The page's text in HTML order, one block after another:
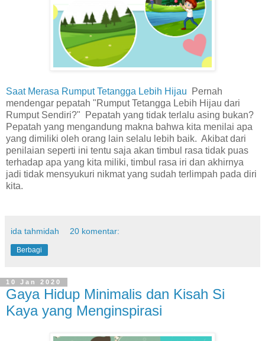
Saat Merasa Rumput Tetangga Lebih Hijau Pernah
mendengar pepatah "Rumput Tetangga Lebih Hijau dari
Rumput Sendiri?" Pepatah yang tidak terlalu asing bukan?
Pepatah yang mengandung makna bahwa kita menilai apa
yang dimiliki oleh orang lain selalu lebih baik. Akibat dari
penilaian seperti ini tentu saja akan timbul rasa tidak puas
terhadap apa yang kita miliki, timbul rasa iri dan akhirnya
jadi tidak mensyukuri nikmat yang sudah terlimpah pada diri
kita.
ida tahmidah 20 komentar:
Berbagi
10 Jan 2020
Gaya Hidup Minimalis dan Kisah Si
Kaya yang Menginspirasi